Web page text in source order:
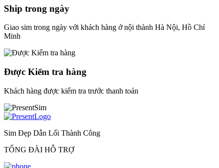
Ship trong ngày
Giao sim trong ngày với khách hàng ở nội thành Hà Nội, Hồ Chí
Minh
Được Kiểm tra hàng
Khách hàng được kiểm tra trước thanh toán
Sim Đẹp Dẫn Lối Thành Công
TỔNG ĐÀI HỖ TRỢ